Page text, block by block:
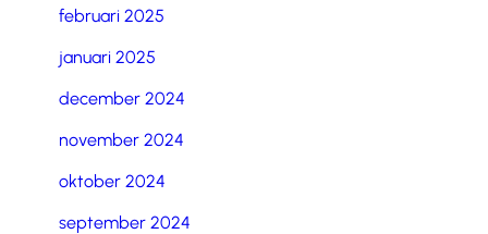
februari 2025
januari 2025
december 2024
november 2024
oktober 2024
september 2024